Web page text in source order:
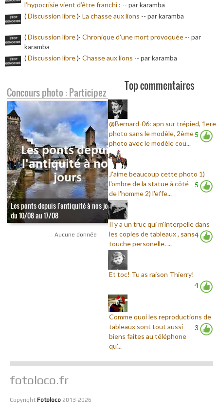
l’hypocrisie vient d’être franchi : -- par karamba
(Discussion libre)· La chasse aux lions -- par karamba
(Discussion libre)· Chronique d'une mort provoquée -- par
karamba
(Discussion libre)· Chasse aux lions -- par karamba
Concours photo : Participez
Les ponts depuis l'antiquité à nos jours -
du 10/08 au 17/08
Aucune donnée
Top commentaires
5
@Bernard-06: apn sur trépied, 1ere
photo sans le modèle, 2ème
photo avec le modèle cou...
5
J'aime beaucoup cette photo 1)
l'ombre de la statue à côté
de l'homme 2) l'effe...
4
Il y a un truc qui m'interpelle dans
les copies de tableaux , sans
touche personelle. ...
4
Et toc! Tu as raison Thierry!
3
Comme quoi les reproductions de
tableaux sont tout aussi
biens faites au téléphone
qu’...
fotoloco.fr
Copyright Fotoloco 2013-2026